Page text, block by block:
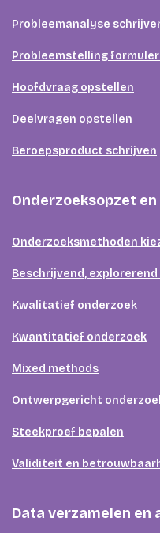
Probleemanalyse
Probleemstelling
Hoofdvraag opstellen
Deelvragen opstellen
Beroepsproduct schrijven
Onderzoeksopzet
Onderzoeksmethoden
Beschrijvend,
Kwalitatief onderzoek
Kwantitatief onderzoek
Mixed methods
Ontwerpgericht
Steekproef bepalen
Validiteit en
Data verzamelen en